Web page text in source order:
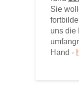
Sie
uns die
Hand -